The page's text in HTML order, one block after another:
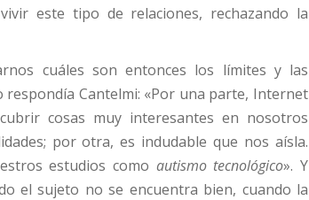
este tipo de relaciones, rechazando la
cuáles son entonces los límites y las
respondía Cantelmi: «Por una parte, Internet
cosas muy interesantes en nosotros
por otra, es indudable que nos aísla.
estudios como autismo tecnológico». Y
el sujeto no se encuentra bien, cuando la